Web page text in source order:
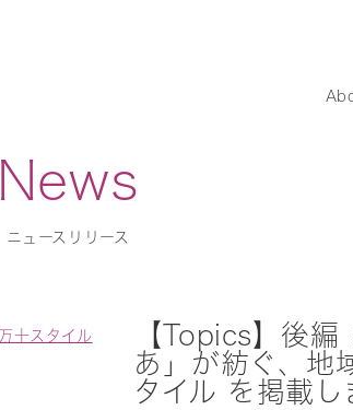
News
ニュースリリース
【Topics】後
あ」が紡ぐ、地
タイル を掲載し